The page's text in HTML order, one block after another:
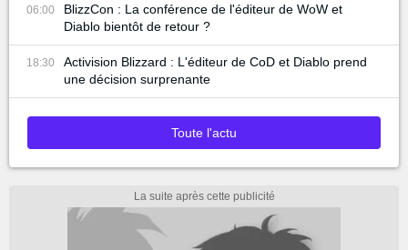
06:00
BlizzCon : La conférence de l'éditeur de WoW et
Diablo bientôt de retour ?
18:30
Activision Blizzard : L'éditeur de CoD et Diablo prend
une décision surprenante
Toute l'actu